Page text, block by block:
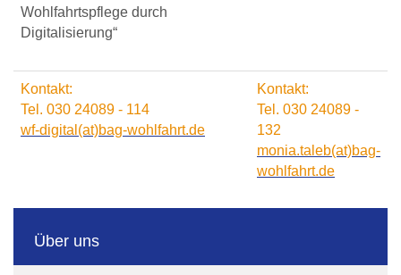
Wohlfahrtspflege durch
Digitalisierung“
Kontakt:
Tel. 030 24089 - 114
wf-digital(at)bag-wohlfahrt.de
Kontakt:
Tel. 030 24089 -
132
monia.taleb(at)bag-
wohlfahrt.de
Über uns